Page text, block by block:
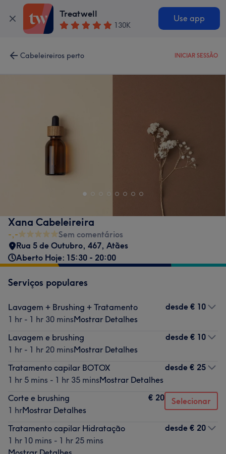
Treatwell
130K
Use app
Cabeleireiros perto INICIAR SESSÃO
Xana Cabeleireira
-,-
Sem comentários
Rua 5 de Outubro, 467, Atães
Aberto Hoje: 15:30 - 20:00
Serviços populares
Lavagem + Brushing + Tratamento
1 hr - 1 hr 30 minsMostrar Detalhes
desde € 10
Lavagem e brushing
1 hr - 1 hr 20 minsMostrar Detalhes
desde € 10
Tratamento capilar BOTOX
1 hr 5 mins - 1 hr 35 minsMostrar Detalhes
desde € 25
Corte e brushing
1 hrMostrar Detalhes
€ 20 Selecionar
Tratamento capilar Hidratação
1 hr 10 mins - 1 hr 25 mins
desde € 20